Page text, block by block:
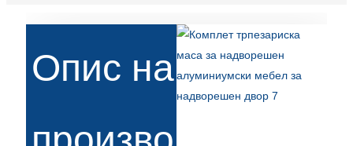
ئۇيغۇرچە
Esperanto
Hmong
Опис на